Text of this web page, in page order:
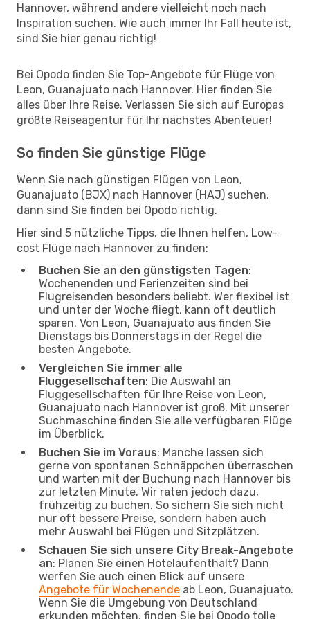
Hannover, während andere vielleicht noch nach
Inspiration suchen. Wie auch immer Ihr Fall heute ist,
sind Sie hier genau richtig!
Bei Opodo finden Sie Top-Angebote für Flüge von
Leon, Guanajuato nach Hannover. Hier finden Sie
alles über Ihre Reise. Verlassen Sie sich auf Europas
größte Reiseagentur für Ihr nächstes Abenteuer!
So finden Sie günstige Flüge
Wenn Sie nach günstigen Flügen von Leon,
Guanajuato (BJX) nach Hannover (HAJ) suchen,
dann sind Sie finden bei Opodo richtig.
Hier sind 5 nützliche Tipps, die Ihnen helfen, Low-
cost Flüge nach Hannover zu finden:
Buchen Sie an den günstigsten Tagen:
Wochenenden und Ferienzeiten sind bei
Flugreisenden besonders beliebt. Wer flexibel ist
und unter der Woche fliegt, kann oft deutlich
sparen. Von Leon, Guanajuato aus finden Sie
Dienstags bis Donnerstags in der Regel die
besten Angebote.
Vergleichen Sie immer alle
Fluggesellschaften: Die Auswahl an
Fluggesellschaften für Ihre Reise von Leon,
Guanajuato nach Hannover ist groß. Mit unserer
Suchmaschine finden Sie alle verfügbaren Flüge
im Überblick.
Buchen Sie im Voraus: Manche lassen sich
gerne von spontanen Schnäppchen überraschen
und warten mit der Buchung nach Hannover bis
zur letzten Minute. Wir raten jedoch dazu,
frühzeitig zu buchen. So sichern Sie sich nicht
nur oft bessere Preise, sondern haben auch
mehr Auswahl bei Flügen und Sitzplätzen.
Schauen Sie sich unsere City Break-Angebote
an: Planen Sie einen Hotelaufenthalt? Dann
werfen Sie auch einen Blick auf unsere
Angebote für Wochenende ab Leon, Guanajuato.
Wenn Sie die Umgebung von Deutschland
erkunden möchten, finden Sie bei Opodo tolle